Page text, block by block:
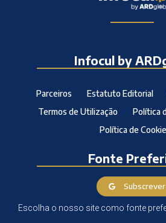
Infocul by
Parceiros Estatuto Editorial
Termos de Utilização
Política
Política de
Fonte
Subscrever
Escolha o nosso site como fonte